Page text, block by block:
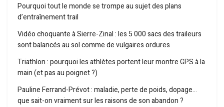
Pourquoi tout le monde se trompe au sujet des plans
d’entraînement trail
Vidéo choquante à Sierre-Zinal : les 5 000 sacs des traileurs
sont balancés au sol comme de vulgaires ordures
Triathlon : pourquoi les athlètes portent leur montre GPS à la
main (et pas au poignet ?)
Pauline Ferrand-Prévot : maladie, perte de poids, dopage…
que sait-on vraiment sur les raisons de son abandon ?